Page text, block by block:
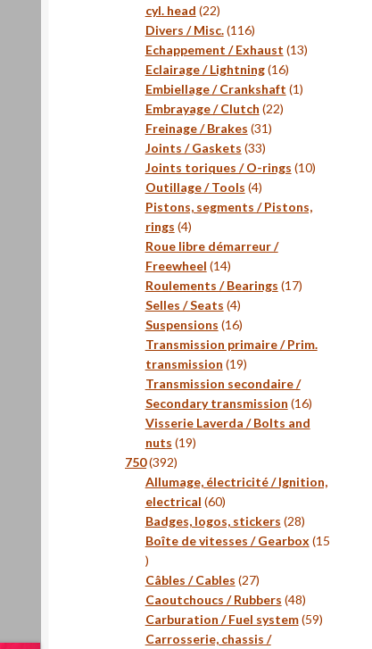
cyl. head 2222
produits
Divers / Misc. 116116
produits
Echappement / Exhaust 1313
Eclairage / Lightning 1616
produits
Embiellage / Crankshaft 11
Embrayage / Clutch 2222
Freinage / Brakes 3131
Joints / Gaskets 3333
produits
Joints toriques / O-rings 1010
Outillage / Tools 44
produits
Pistons, segments / Pistons,
rings 44
produits
Roue libre démarreur /
Freewheel 1414
produits
Roulements / Bearings 1717
Selles / Seats 44
produits
Suspensions 1616
produits
Transmission primaire / Prim.
transmission 1919
produits
Transmission secondaire /
Secondary transmission 1616
produits
Visserie Laverda / Bolts and
nuts 1919
750 392392
produits
Allumage, électricité / Ignition,
electrical 6060
produits
Badges, logos, stickers 2828
produits
Boîte de vitesses / Gearbox 15
15
produits
Câbles / Cables 2727
produits
Caoutchoucs / Rubbers 4848
produits
Carburation / Fuel system 5959
Carrosserie, chassis /